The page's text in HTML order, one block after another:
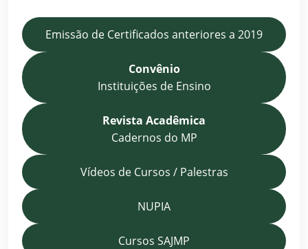
Emissão de Certificados anteriores a 2019
Convênio
Instituições de Ensino
Revista Acadêmica
Cadernos do MP
Vídeos de Cursos / Palestras
NUPIA
Cursos SAJMP